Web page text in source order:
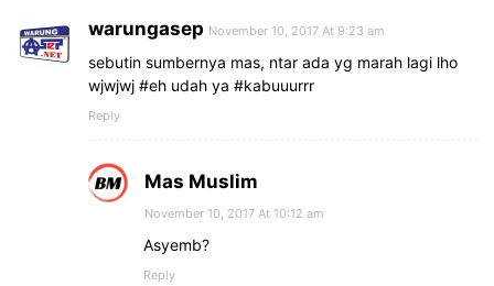
warungasep November 10, 2017 At 9:23 am
sebutin sumbernya mas, ntar ada yg marah lagi lho
wjwjwj #eh udah ya #kabuuurrr
Reply
Mas Muslim
November 10, 2017 At 10:12 am
Asyemb?
Reply